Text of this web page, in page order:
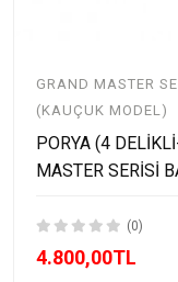
GRAND MASTER
(KAUÇUK MODEL)
PORYA (4
MASTER SERİSİ
(0)
4.800,00TL